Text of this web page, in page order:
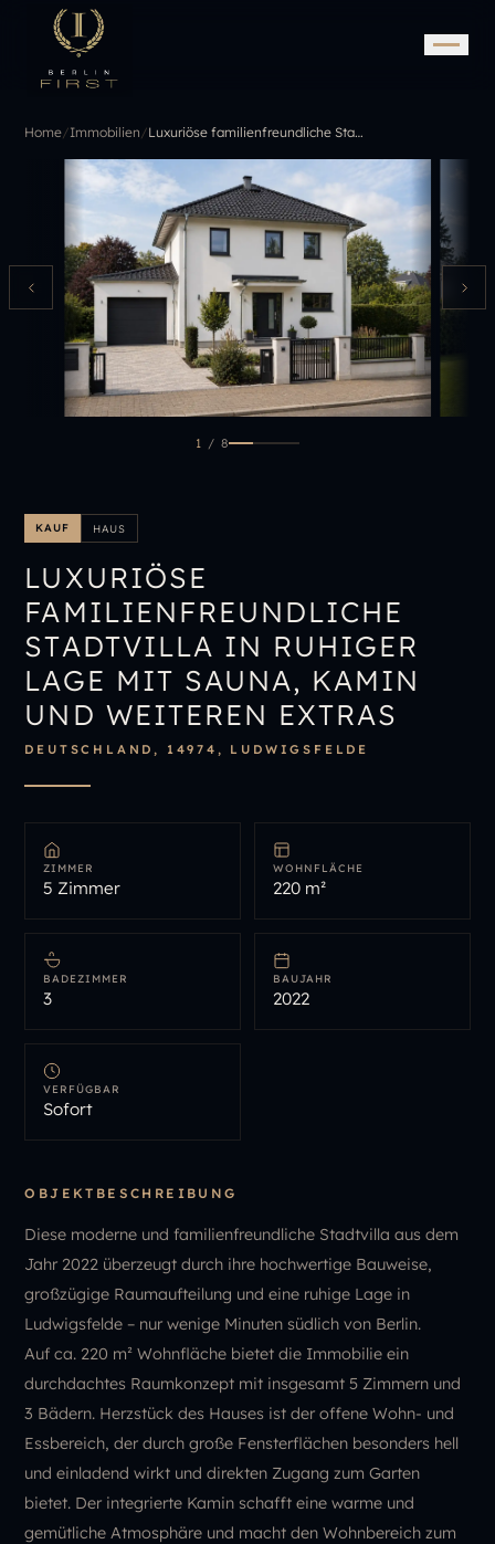
IMMOBILIE BEWERTEN
Home/Immobilien/ Luxuriöse familienfreundliche Stadtvilla in ruhiger Lage mit Sauna, Kamin und weiteren Extras
1 / 8
KAUF HAUS
LUXURIÖSE
FAMILIENFREUNDLICHE
STADTVILLA IN RUHIGER
LAGE MIT SAUNA, KAMIN
UND WEITEREN EXTRAS
DEUTSCHLAND, 14974, LUDWIGSFELDE
ZIMMER
5 Zimmer
WOHNFLÄCHE
220 m²
BADEZIMMER
3
BAUJAHR
2022
VERFÜGBAR
Sofort
OBJEKTBESCHREIBUNG
Diese moderne und familienfreundliche Stadtvilla aus dem
Jahr 2022 überzeugt durch ihre hochwertige Bauweise,
großzügige Raumaufteilung und eine ruhige Lage in
Ludwigsfelde – nur wenige Minuten südlich von Berlin.
Auf ca. 220 m² Wohnfläche bietet die Immobilie ein
durchdachtes Raumkonzept mit insgesamt 5 Zimmern und
3 Bädern. Herzstück des Hauses ist der offene Wohn- und
Essbereich, der durch große Fensterflächen besonders hell
und einladend wirkt und direkten Zugang zum Garten
bietet. Der integrierte Kamin schafft eine warme und
gemütliche Atmosphäre und macht den Wohnbereich zum